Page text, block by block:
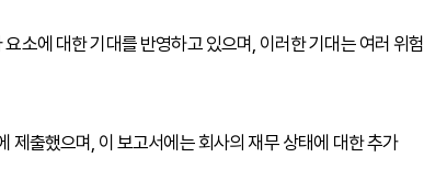
소에 대한 기대를 반영하고 있으며, 이러한 기대는 여러 위험
제출했으며, 이 보고서에는 회사의 재무 상태에 대한 추가